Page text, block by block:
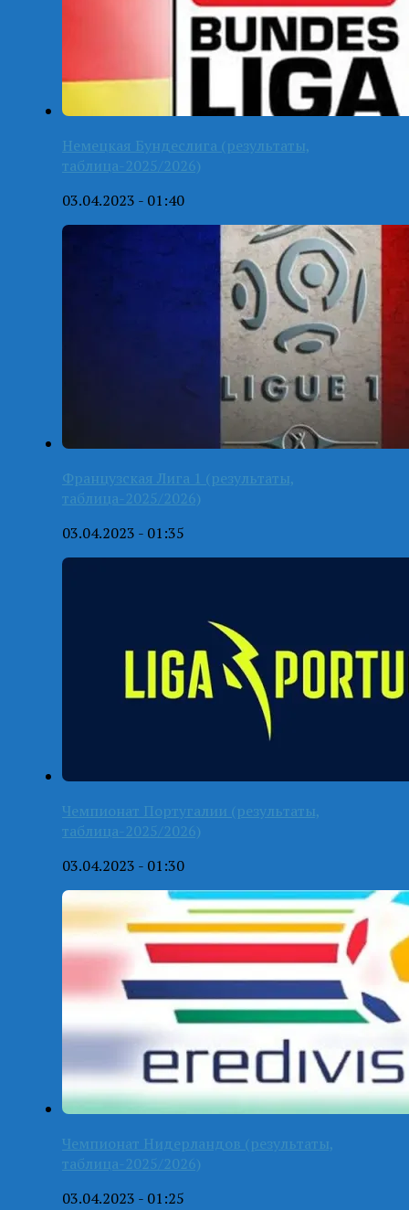
Немецкая Бундеслига (результаты,
таблица-2025/2026)
03.04.2023 - 01:40
Французская Лига 1 (результаты,
таблица-2025/2026)
03.04.2023 - 01:35
Чемпионат Португалии (результаты,
таблица-2025/2026)
03.04.2023 - 01:30
Чемпионат Нидерландов (результаты,
таблица-2025/2026)
03.04.2023 - 01:25